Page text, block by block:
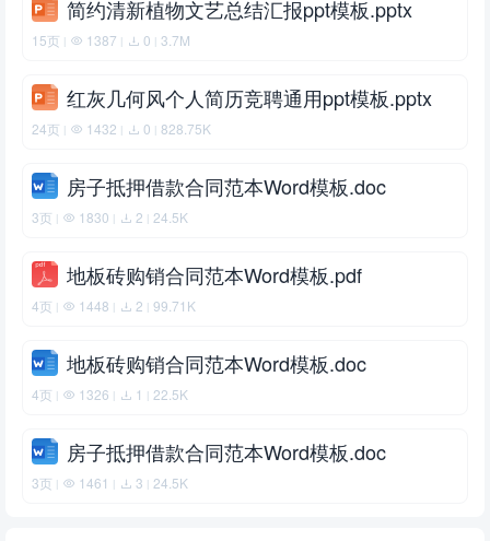
简约清新植物文艺总结汇报ppt模板.pptx
15页 | 1387 | 0 | 3.7M
红灰几何风个人简历竞聘通用ppt模板.pptx
24页 | 1432 | 0 | 828.75K
房子抵押借款合同范本Word模板.doc
3页 | 1830 | 2 | 24.5K
地板砖购销合同范本Word模板.pdf
4页 | 1448 | 2 | 99.71K
地板砖购销合同范本Word模板.doc
4页 | 1326 | 1 | 22.5K
房子抵押借款合同范本Word模板.doc
3页 | 1461 | 3 | 24.5K